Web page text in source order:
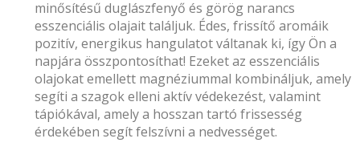
minősítésű duglászfenyő és görög narancs
esszenciális olajait találjuk. Édes, frissítő aromáik
pozitív, energikus hangulatot váltanak ki, így Ön a
napjára összpontosíthat! Ezeket az esszenciális
olajokat emellett magnéziummal kombináljuk, amely
segíti a szagok elleni aktív védekezést, valamint
tápiókával, amely a hosszan tartó frissesség
érdekében segít felszívni a nedvességet.